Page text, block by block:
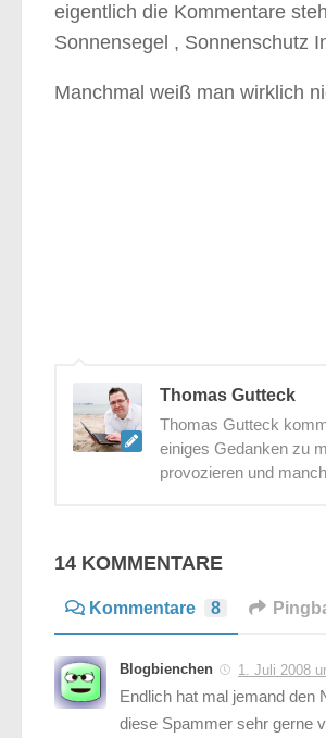
eigentlich die Kommentare
Sonnensegel , Sonnenschutz
Manchmal weiß man wirklich
Thomas Gutteck
Thomas Gutteck
einiges Gedanken zu
provozieren und
14 KOMMENTARE
Kommentare 8
Blogbienchen 1. Juli 2008
Endlich hat mal jemand den
diese Spammer sehr gerne